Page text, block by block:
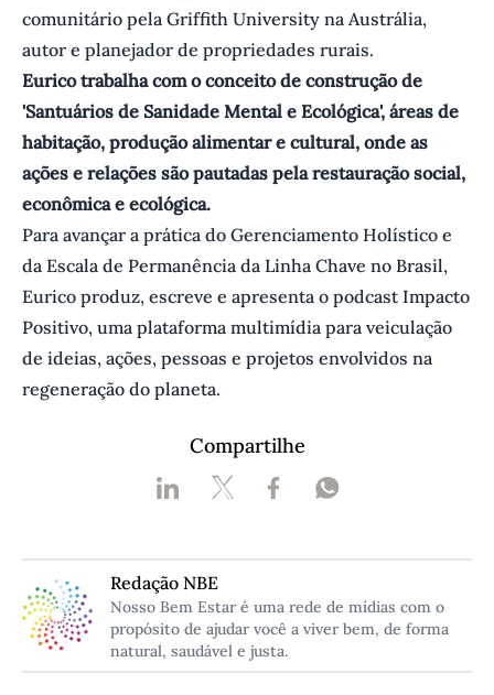
comunitário pela Griffith University na Austrália,
autor e planejador de propriedades rurais.
Eurico trabalha com o conceito de construção de
'Santuários de Sanidade Mental e Ecológica', áreas de
habitação, produção alimentar e cultural, onde as
ações e relações são pautadas pela restauração social,
econômica e ecológica.
Para avançar a prática do Gerenciamento Holístico e
da Escala de Permanência da Linha Chave no Brasil,
Eurico produz, escreve e apresenta o podcast Impacto
Positivo, uma plataforma multimídia para veiculação
de ideias, ações, pessoas e projetos envolvidos na
regeneração do planeta.
Compartilhe
Redação NBE
Nosso Bem Estar é uma rede de mídias com o
propósito de ajudar você a viver bem, de forma
natural, saudável e justa.